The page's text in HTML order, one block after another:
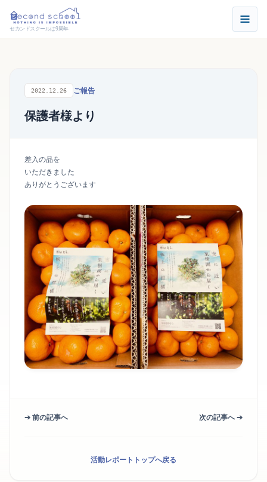
セカンドスクールは9周年
2022.12.26 ご報告
保護者様より
差入の品を
いただきました
ありがとうございます
➔ 前の記事へ 次の記事へ ➔
活動レポートトップへ戻る